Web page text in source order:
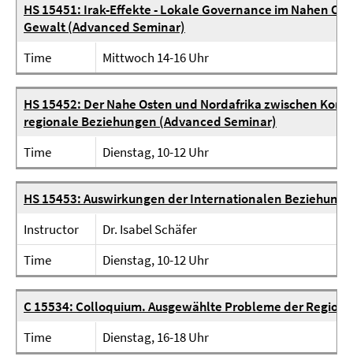
HS 15451: Irak-Effekte - Lokale Governance im Nahen
Gewalt (Advanced Seminar)
Time
Mittwoch 14-16 Uhr
HS 15452: Der Nahe Osten und Nordafrika zwischen
regionale Beziehungen (Advanced Seminar)
Time
Dienstag, 10-12 Uhr
HS 15453: Auswirkungen der Internationalen
Instructor
Dr. Isabel Schäfer
Time
Dienstag, 10-12 Uhr
C 15534: Colloquium. Ausgewählte Probleme der
Time
Dienstag, 16-18 Uhr